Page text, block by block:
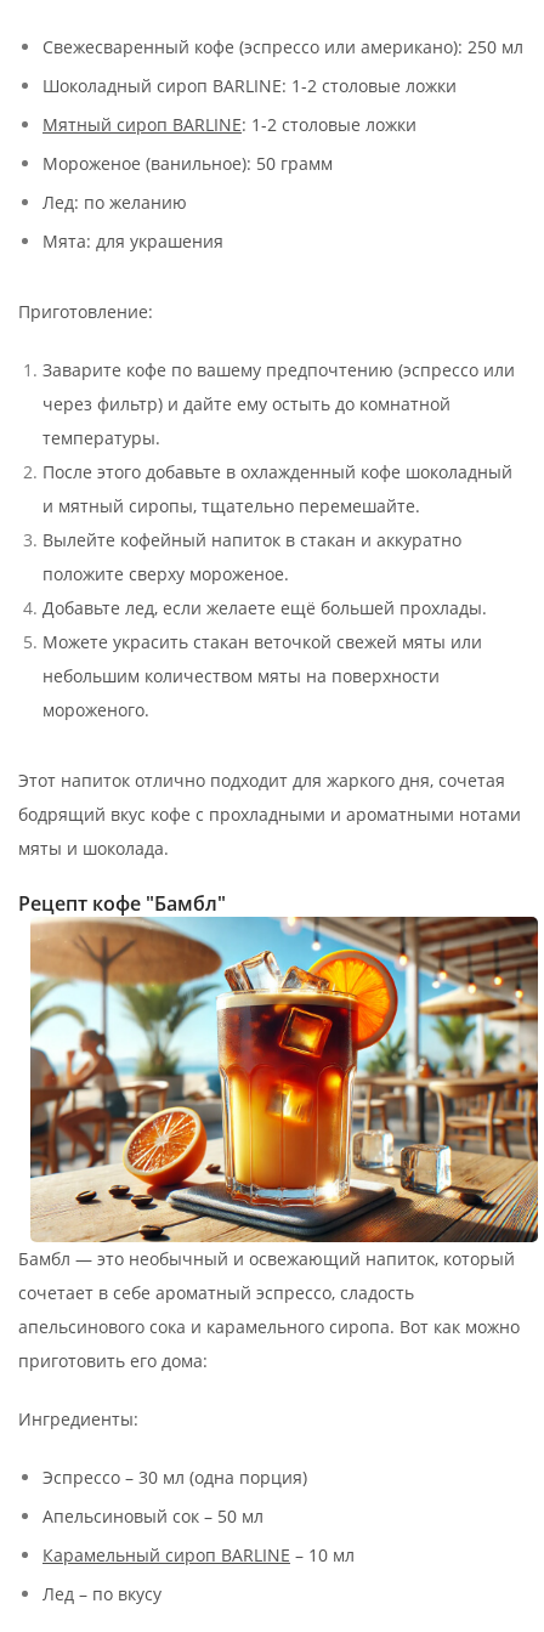
Свежесваренный кофе (эспрессо или американо): 250 мл
Шоколадный сироп BARLINE: 1-2 столовые ложки
Мятный сироп BARLINE: 1-2 столовые ложки
Мороженое (ванильное): 50 грамм
Лед: по желанию
Мята: для украшения
Приготовление:
Заварите кофе по вашему предпочтению (эспрессо или
через фильтр) и дайте ему остыть до комнатной
температуры.
После этого добавьте в охлажденный кофе шоколадный
и мятный сиропы, тщательно перемешайте.
Вылейте кофейный напиток в стакан и аккуратно
положите сверху мороженое.
Добавьте лед, если желаете ещё большей прохлады.
Можете украсить стакан веточкой свежей мяты или
небольшим количеством мяты на поверхности
мороженого.
Этот напиток отлично подходит для жаркого дня, сочетая
бодрящий вкус кофе с прохладными и ароматными нотами
мяты и шоколада.
Рецепт кофе "Бамбл"
Бамбл — это необычный и освежающий напиток, который
сочетает в себе ароматный эспрессо, сладость
апельсинового сока и карамельного сиропа. Вот как можно
приготовить его дома:
Ингредиенты:
Эспрессо – 30 мл (одна порция)
Апельсиновый сок – 50 мл
Карамельный сироп BARLINE – 10 мл
Лед – по вкусу